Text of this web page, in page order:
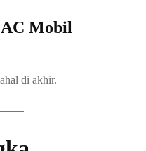
Mobil
di akhir.